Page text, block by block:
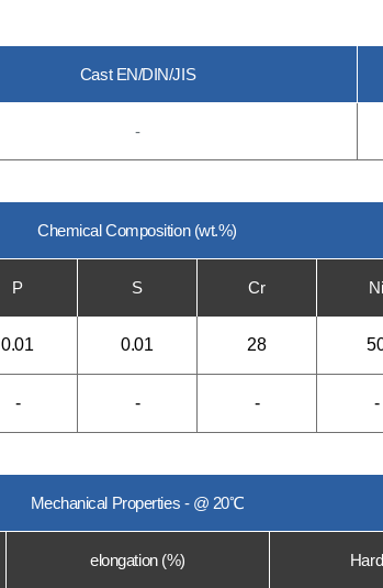
Cast EN/DIN/JIS
-
Chemical Composition (wt.%)
P S Cr Ni
0.01 0.01 28
- - - -
Mechanical Properties - @ 20℃
elongation (%)